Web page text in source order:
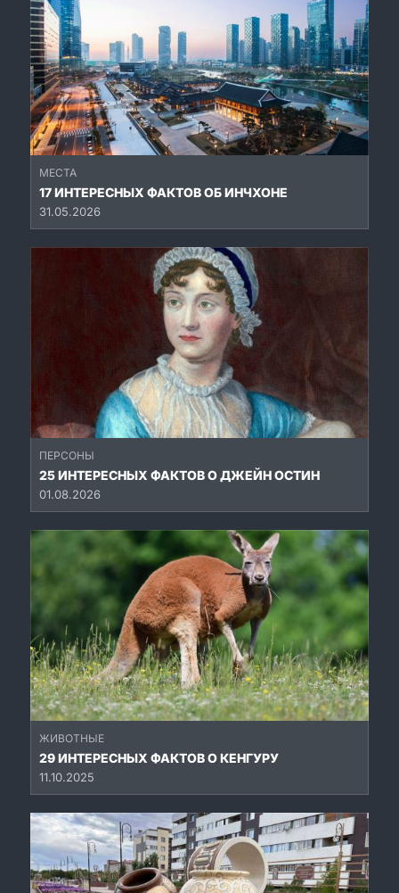
МЕСТА
17 ИНТЕРЕСНЫХ ФАКТОВ ОБ ИНЧХОНЕ
31.05.2026
ПЕРСОНЫ
25 ИНТЕРЕСНЫХ ФАКТОВ О ДЖЕЙН ОСТИН
01.08.2026
ЖИВОТНЫЕ
29 ИНТЕРЕСНЫХ ФАКТОВ О КЕНГУРУ
11.10.2025